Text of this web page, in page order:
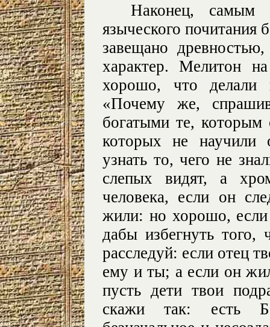
Наконец, самым
языческого почитания
завещано
характер. Мелитон
хорошо, что делали
«Почему же,
богатыми те, которым
которых не научили
узнать то, чего не
слепых видят, а
человека, если он
жили: но хорошо, если
дабы избегнуть того,
расследуй: если отец
ему и ты; а если он
пусть дети твои
скажи так: есть